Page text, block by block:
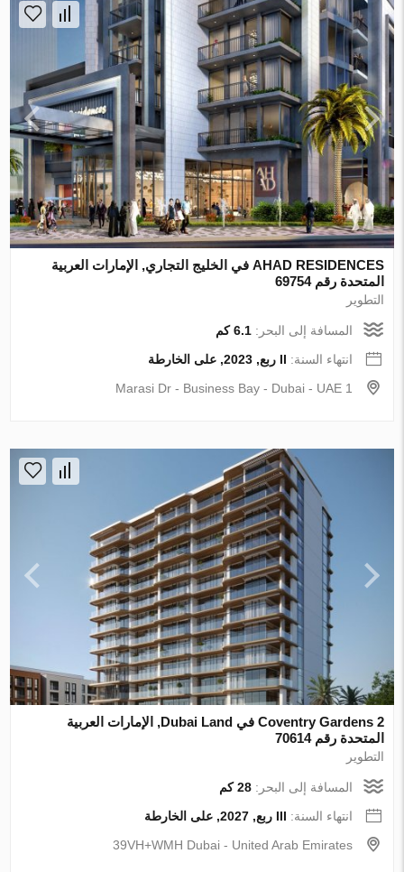
AHAD RESIDENCES في الخليج التجاري, الإمارات العربية
المتحدة رقم 69754
التطوير
المسافة إلى البحر:6.1 كم
انتهاء السنة: II ربع, 2023, على الخارطة
1 Marasi Dr - Business Bay - Dubai - UAE
Coventry Gardens 2 في Dubai Land, الإمارات العربية
المتحدة رقم 70614
التطوير
المسافة إلى البحر:28 كم
انتهاء السنة: III ربع, 2027, على الخارطة
39VH+WMH Dubai - United Arab Emirates